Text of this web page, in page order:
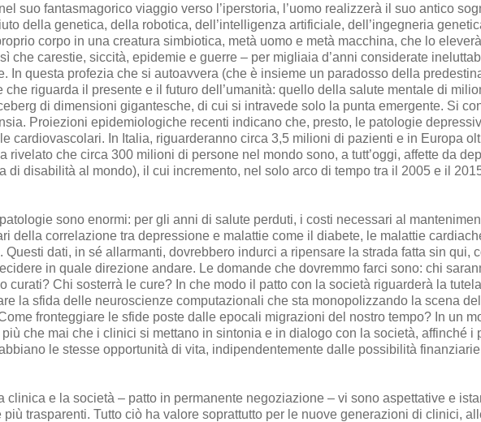
suo fantasmagorico viaggio verso l’iperstoria, l’uomo realizzerà il suo antico
della genetica, della robotica, dell’intelligenza artificiale, dell’ingegneria
corpo in una creatura simbiotica, metà uomo e metà macchina, che lo
che carestie, siccità, epidemie e guerre – per migliaia d’anni considerate
In questa profezia che si autoavvera (che è insieme un paradosso della
che riguarda il presente e il futuro dell’umanità: quello della salute mentale di
di dimensioni gigantesche, di cui si intravede solo la punta emergente. Si
Proiezioni epidemiologiche recenti indicano che, presto, le patologie
cardiovascolari. In Italia, riguarderanno circa 3,5 milioni di pazienti e in Europa
rivelato che circa 300 milioni di persone nel mondo sono, a tutt’oggi, affette da
di disabilità al mondo), il cui incremento, nel solo arco di tempo tra il 2005 e il
sono enormi: per gli anni di salute perduti, i costi necessari al
della correlazione tra depressione e malattie come il diabete, le malattie
Questi dati, in sé allarmanti, dovrebbero indurci a ripensare la strada fatta sin qui,
in quale direzione andare. Le domande che dovremmo farci sono: chi
curati? Chi sosterrà le cure? In che modo il patto con la società riguarderà la
la sfida delle neuroscienze computazionali che sta monopolizzando la scena
fronteggiare le sfide poste dalle epocali migrazioni del nostro tempo? In un
che mai che i clinici si mettano in sintonia e in dialogo con la società, affinché i
le stesse opportunità di vita, indipendentemente dalle possibilità
clinica e la società – patto in permanente negoziazione – vi sono aspettative e
trasparenti. Tutto ciò ha valore soprattutto per le nuove generazioni di clinici,